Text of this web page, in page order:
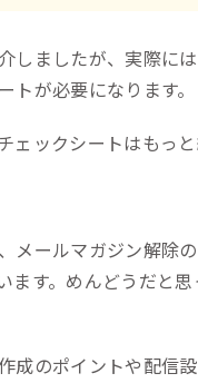
しましたが、実際に
トが必要になります。
ェックシートはもっ
メールマガジン解除
ます。めんどうだと
成のポイントや配信